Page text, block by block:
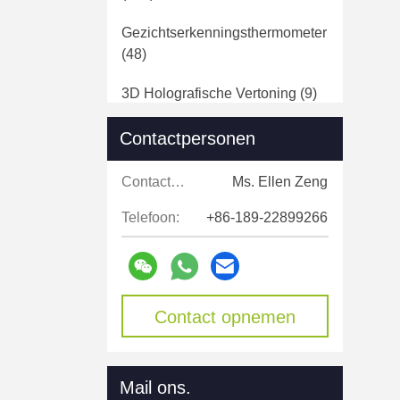
Gezichtserkenningsthermometer
(48)
3D Holografische Vertoning (9)
Transparante Lcd Showcase
Vertoning
(43)
HD Media Player-Doos
Het Kader Van Het
Aanrakingsscherm(15)
Contactpersonen
Contactpersonen: Ms. Ellen Zeng
Telefoon: +86-189-22899266
Contact opnemen
Mail ons.